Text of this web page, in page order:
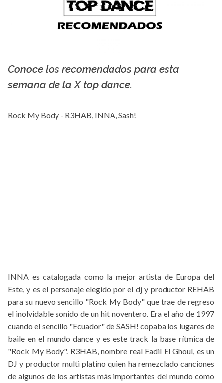
Conoce los recomendados para esta
semana de la X top dance.
Rock My Body - R3HAB, INNA, Sash!
INNA es catalogada como la mejor artista de Europa del
Este, y es el personaje elegido por el dj y productor REHAB
para su nuevo sencillo "Rock My Body" que trae de regreso
el inolvidable sonido de un hit noventero. Era el año de 1997
cuando el sencillo "Ecuador" de SASH! copaba los lugares de
baile en el mundo dance y es este track la base rítmica de
"Rock My Body". R3HAB, nombre real Fadil El Ghoul, es un
DJ y productor multi platino quien ha remezclado canciones
de algunos de los artistas más importantes del mundo como